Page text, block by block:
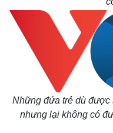
Những đứa trẻ dù được
nhưng lại không có